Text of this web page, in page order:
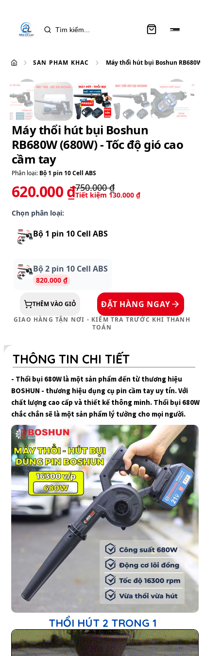
SẢN PHẨM KHÁC Máy thổi hút bụi Boshun RB680W
Máy thổi hút bụi Boshun
RB680W (680W) - Tốc độ gió cao
Phân loại: Bộ 1 pin 10 Cell ABS
620.000 ₫750.000 ₫
Tiết kiệm130.000 ₫
Chọn phân loại:
Bộ 1 pin 10 Cell ABS
620.000 ₫
Bộ 2 pin 10 Cell ABS
820.000 ₫
THÊM VÀO GIỎ ĐẶT HÀNG NGAY
GIAO HÀNG TẬN NƠI - KIỂM TRA TRƯỚC KHI THANH
TOÁN
THÔNG TIN CHI TIẾT
- Thổi bụi 680W là một sản phẩm đến từ thương hiệu
BOSHUN - thương hiệu dụng cụ pin cầm tay uy tín. Với
chất lượng cao cấp và thiết kế thông minh. Thổi bụi 680W
chắc chắn sẽ là một sản phẩm lý tưởng cho mọi người.